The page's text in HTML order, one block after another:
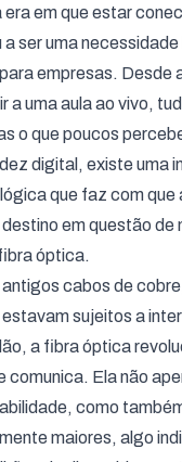
era em que estar
a ser uma
empresas. Desde
a uma aula ao vivo,
o que poucos
digital, existe uma
que faz com que
em questão de
óptica.
cabos de
sujeitos a
a fibra óptica
comunica. Ela não
como
maiores, algo